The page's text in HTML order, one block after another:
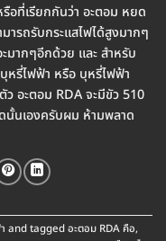
อที่เรียกกันว่า อะตอม หยด
ารถรับกระแสไฟได้สูงมากๆ
มากๆอีกด้วย และ สำหรับ
หรี่ไฟฟ้า หรือ บุหรี่ไฟฟ้า
อะตอม RDA จะมีขัว 510
นั้นเองครับผม ห้ามพลาด
and taggedอะตอม RDA คือ,